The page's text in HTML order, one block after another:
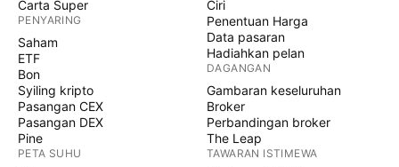
Carta Super
PENYARING
Saham
ETF
Bon
Syiling kripto
Pasangan CEX
Pasangan DEX
Pine
PETA SUHU
Ciri
Penentuan Harga
Data pasaran
Hadiahkan pelan
DAGANGAN
Gambaran keseluruhan
Broker
Perbandingan broker
The Leap
TAWARAN ISTIMEWA